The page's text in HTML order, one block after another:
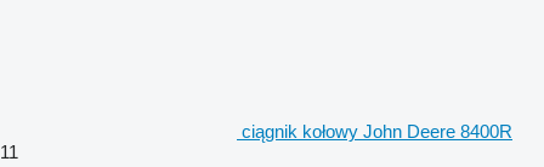
ciągnik kołowy John Deere 8400R
11